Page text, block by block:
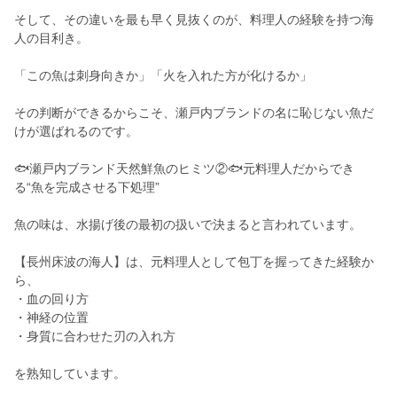
そして、その違いを最も早く見抜くのが、料理人の経験を持つ海
人の目利き。
「この魚は刺身向きか」「火を入れた方が化けるか」
その判断ができるからこそ、瀬戸内ブランドの名に恥じない魚だ
けが選ばれるのです。
🐟瀬戸内ブランド天然鮮魚のヒミツ②🐟元料理人だからでき
る“魚を完成させる下処理”
魚の味は、水揚げ後の最初の扱いで決まると言われています。
【長州床波の海人】は、元料理人として包丁を握ってきた経験か
ら、
・血の回り方
・神経の位置
・身質に合わせた刃の入れ方
を熟知しています。